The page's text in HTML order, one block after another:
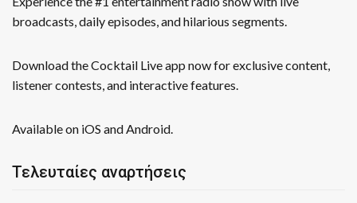
broadcasts, daily episodes, and hilarious segments.
Download the Cocktail Live app now for exclusive content,
listener contests, and interactive features.
Available on iOS and Android.
Τελευταίες αναρτήσεις